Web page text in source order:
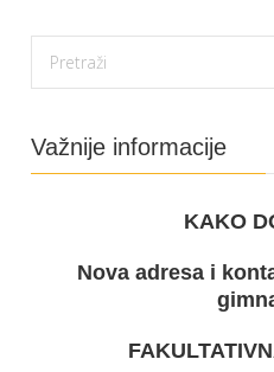
Važnije informacije
KAKO
Nova adresa i